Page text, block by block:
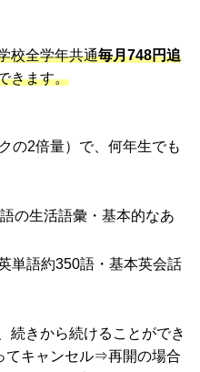
校全学年共通毎月748円追
きます。
の2倍量）で、何年生でも
の生活語彙・基本的なあ
単語約350語・基本英会話
続きから続けることができ
てキャンセル⇒再開の場合